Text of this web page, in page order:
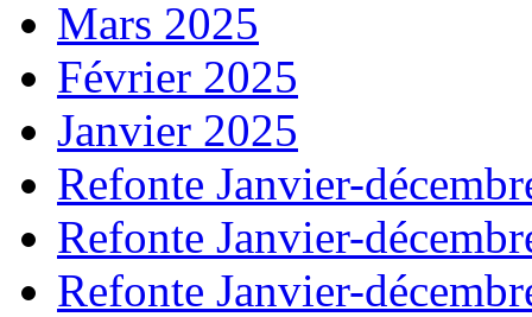
Mars 2025
Février 2025
Janvier 2025
Refonte Janvier-
Refonte Janvier-
Refonte Janvier-